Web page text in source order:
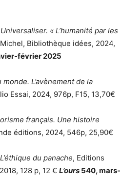
Universaliser. « L’humanité par les
Bibliothèque idées, 2024,
février 2025
monde. L’avènement de la
Essai, 2024, 976p, F15, 13,70€
français. Une histoire
éditions, 2024, 546p, 25,90€
du panache, Editions
128 p, 12 € L’ours 540, mars-